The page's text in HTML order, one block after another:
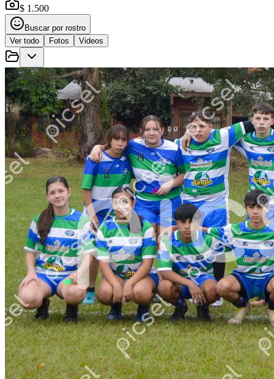
$ 1.500
Buscar por rostro
Ver todo
Fotos Videos